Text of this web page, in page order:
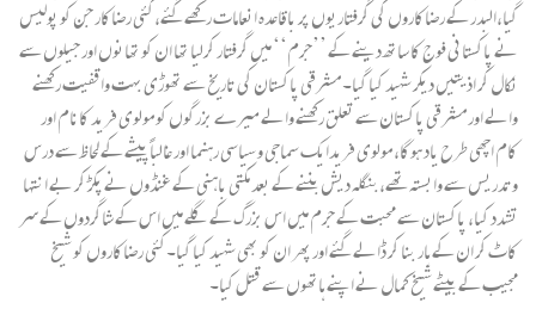
گیا،البدر کے رضاکاروں کی گرفتاریوں پر باقاعدہ انعامات رکھے گئے،کئی رضاکار جن کو پولیس
نے پاکستانی فوج کا ساتھ دینے کے ’’جرم‘‘ میں گرفتار کرلیا تھا ان کو تھانوں اور جیلوں سے
نکال کر اذیتیں دیکر شہید کیا گیا۔ مشرقی پاکستان کی تاریخ سے تھوڑی بہت واقفیت رکھنے
والے اور مشرقی پاکستان سے تعلق رکھنے والے میرے بزرگوں کو مولوی فرید کانام اور
کام اچھی طرح یاد ہوگا، مولوی فریدایک سماجی و سیاسی رہنما اور غالباً پیشے کے لحاظ سے درس
و تدریس سے وابستہ تھے،بنگلہ دیش بننے کے بعد مکتی باہنی کے غنڈوں نے پکڑ کر بے انتہا
تشدد کیا، پاکستان سے محبت کے جرم میں اس بزرگ کے گلے میں اس کے شاگردوں کے سر
کاٹ کر ان کے ہار بنا کر ڈالے گئے اور پھر ان کو بھی شہید کیا گیا۔کئی رضاکاروں کو شیخ
مجیب کے بیٹے شیخ کمال نے اپنے ہاتھوں سے قتل کیا۔